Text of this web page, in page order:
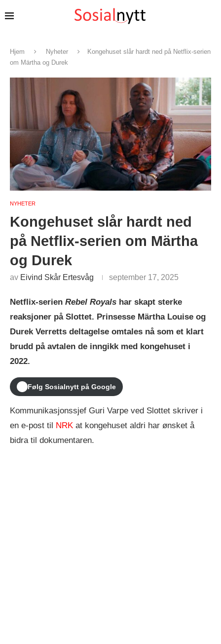
Hjem Nyheter
Kongehuset slår hardt ned på Netflix-serien
om Märtha og Durek
NYHETER
Kongehuset slår hardt ned
på Netflix-serien om Märtha
og Durek
av Eivind Skår Ertesvåg september 17, 2025
Netflix-serien Rebel Royals har skapt sterke
reaksjoner på Slottet. Prinsesse Märtha Louise og
Durek Verretts deltagelse omtales nå som et klart
brudd på avtalen de inngikk med kongehuset i
2022.
Følg Sosialnytt på Google
Kommunikasjonssjef Guri Varpe ved Slottet skriver i
en e-post til
NRK at kongehuset aldri har ønsket å
bidra til dokumentaren.